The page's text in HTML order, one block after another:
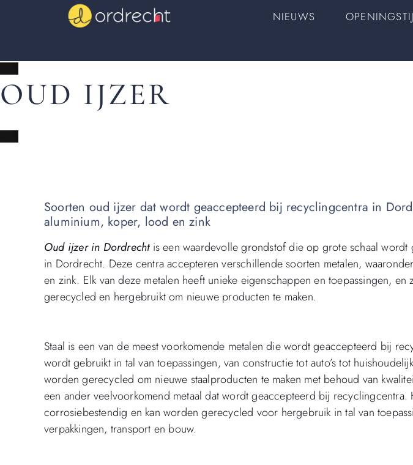
NIEUWS
OUD IJZER
Soorten oud ijzer dat wordt geaccepteerd bij recyclingcentra in
aluminium, koper, lood en zink
Oud ijzer in Dordrechtis een waardevolle grondstof die op grote schaal
in Dordrecht. Deze centra accepteren verschillende soorten metalen,
en zink. Elk van deze metalen heeft unieke eigenschappen en toepassingen, en
gerecycled en hergebruikt om nieuwe producten te maken.
Staal is een van de meest voorkomende metalen die wordt geaccepteerd bij
wordt gebruikt in tal van toepassingen, van constructie tot auto’s tot
worden gerecycled om nieuwe staalproducten te maken met behoud van
een ander veelvoorkomend metaal dat wordt geaccepteerd bij recyclingcentra.
corrosiebestendig en kan worden gerecycled voor hergebruik in tal van
verpakkingen, transport en bouw.